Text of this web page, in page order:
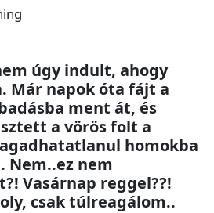
úgy indult, ahogy
Már napok óta fájt a
ment át, és
a vörös folt a
homokba
Nem..ez nem
Vasárnap reggel??!
csak túlreagálom..